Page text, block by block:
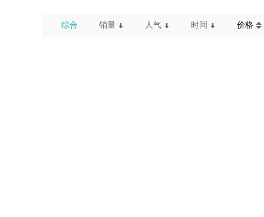
综合 销量 人气 时间 价格